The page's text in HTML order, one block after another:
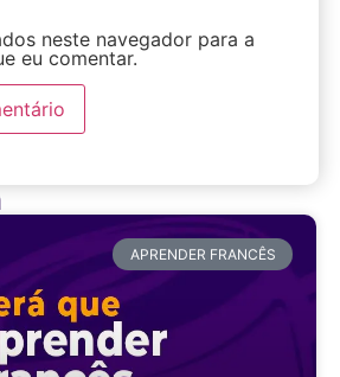
neste navegador para a
eu comentar.
APRENDER FRANCÊS